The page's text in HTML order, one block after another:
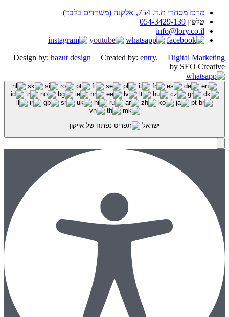
מרכז מסחרי ת.ד. 754, אלקנה (משרדים בלבד)
טלפון 054-3429-139
info@lory.co.il
Design by: hazut design | Created by: entry. | Digital Marketing
by SEO Creative
ישראל